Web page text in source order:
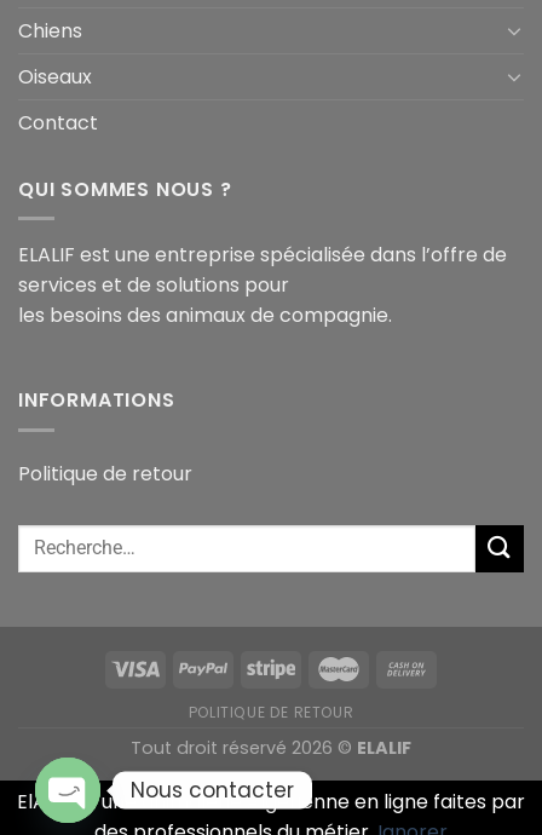
Chiens
Oiseaux
Contact
QUI SOMMES NOUS ?
ELALIF est une entreprise spécialisée dans l’offre de
services et de solutions pour
les besoins des animaux de compagnie.
INFORMATIONS
Politique de retour
POLITIQUE DE RETOUR
Tout droit réservé 2026 © ELALIF
ElAlif est une animalerie Algérienne en ligne faites par
Nous contacter